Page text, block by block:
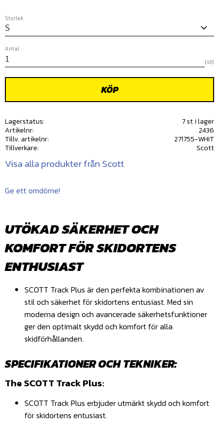
Storlek
Antal
st
KÖP
Lagerstatus
7 st i lager
Artikelnr
2436
Tillv. artikelnr
271755-WHIT
Tillverkare
Scott
Visa alla produkter från Scott
Ge ett omdöme!
UTÖKAD SÄKERHET OCH
KOMFORT FÖR SKIDORTENS
ENTHUSIAST
SCOTT Track Plus är den perfekta kombinationen av
stil och säkerhet för skidortens entusiast. Med sin
moderna design och avancerade säkerhetsfunktioner
ger den optimalt skydd och komfort för alla
skidförhållanden.
SPECIFIKATIONER OCH TEKNIKER:
The SCOTT Track Plus:
SCOTT Track Plus erbjuder utmärkt skydd och komfort
för skidortens entusiast.